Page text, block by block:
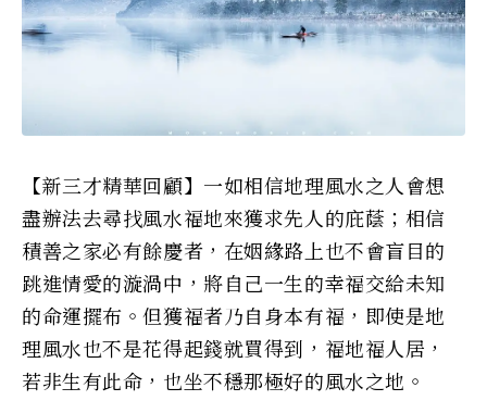
【新三才精華回顧】一如相信地理風水之人會想
盡辦法去尋找風水福地來獲求先人的庇蔭；相信
積善之家必有餘慶者，在姻緣路上也不會盲目的
跳進情愛的漩渦中，將自己一生的幸福交給未知
的命運擺布。但獲福者乃自身本有福，即使是地
理風水也不是花得起錢就買得到，福地福人居，
若非生有此命，也坐不穩那極好的風水之地。